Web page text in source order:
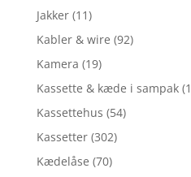
Jakker (11)
Kabler & wire (92)
Kamera (19)
Kassette & kæde i sampak
Kassettehus (54)
Kassetter (302)
Kædelåse (70)